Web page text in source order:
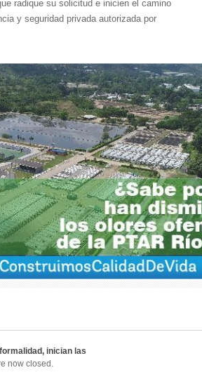
radique su solicitud e inicien el camino
y seguridad privada autorizada por
inician las
now closed.